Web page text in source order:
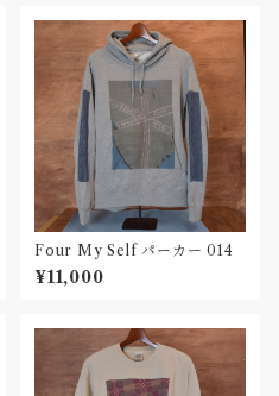
Four My Self パーカー 014
¥11,000